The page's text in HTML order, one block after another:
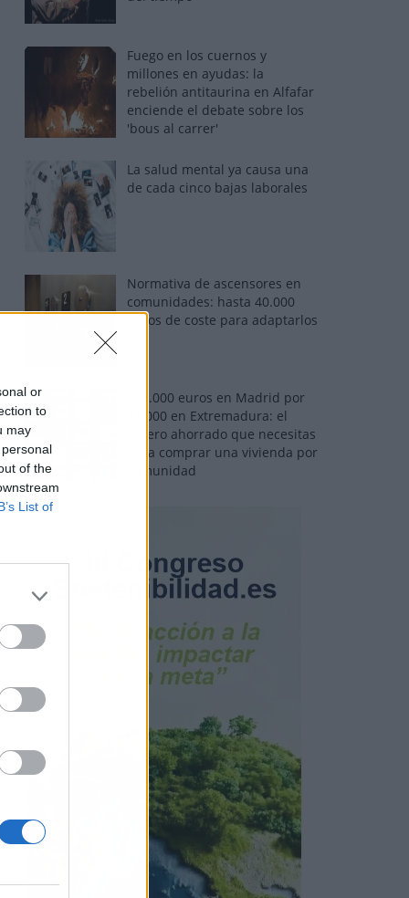
or
to
may
of the
List of
Fuego en los cuernos y
millones en ayudas: la
rebelión antitaurina en Alfafar
enciende el debate sobre los
'bous al carrer'
La salud mental ya causa una
de cada cinco bajas laborales
Normativa de ascensores en
comunidades: hasta 40.000
euros de coste para adaptarlos
110.000 euros en Madrid por
31.000 en Extremadura: el
dinero ahorrado que necesitas
para comprar una vivienda por
comunidad